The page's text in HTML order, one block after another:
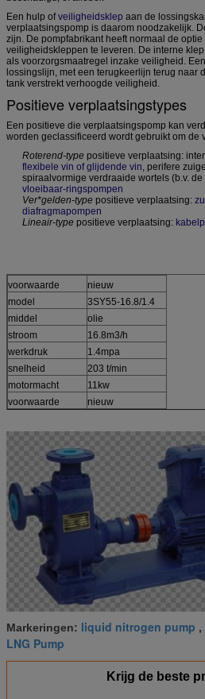
Een hulp ofveiligheidsklep aan de
verplaatsingspomp is daarom noodzakelijk.
zijn. De pompfabrikant heeft normaal de
veiligheidskleppen te leveren. De interne
als voorzorgsmaatregel inzake veiligheid.
lossingslijn, met een terugkeerlijn terug naar
tank verstrekt verhoogde veiligheid.
Positieve verplaatsingstypes
Een positieve die verplaatsingspomp kan
worden geclassificeerd wordt gebruikt om de
Roterend-type positieve verplaatsing:
flexibele vin of glijdende vin, perifere
spiraalvormige verdraaide wortels (b.v.
vloeibaar-ringspompen
Ver*gelden-type positieve verplaatsing:
diafragmapompen
Lineair-type positieve verplaatsing:
voorwaarde
nieuw
model
3SY55-16.8/1.4
middel
olie
stroom
16.8m3/h
werkdruk
1.4mpa
snelheid
203 t/min
motormacht
11kw
voorwaarde
nieuw
Markeringen: liquid nitrogen pump ,
LNG Pump
Krijg de beste